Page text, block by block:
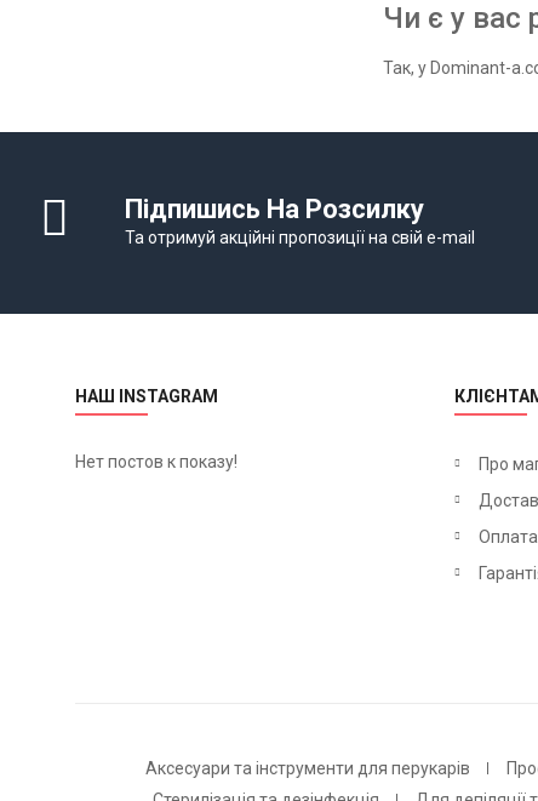
Чи є у вас
Так, у Dominant-
Підпишись На Розсилку
Та отримуй акційні пропозиції на свій e-mail
НАШ INSTAGRAM
Нет постов к показу!
Про
Оплата
Аксесуари та інструменти для перукарів